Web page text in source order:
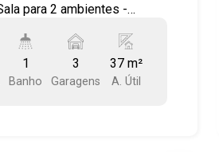
para 2 ambientes -
- Cozinha estilo
planejada - Área de serviço -
lavanderia. Lazer com
1
Banho
3
Garagens
37 m²
A. Útil